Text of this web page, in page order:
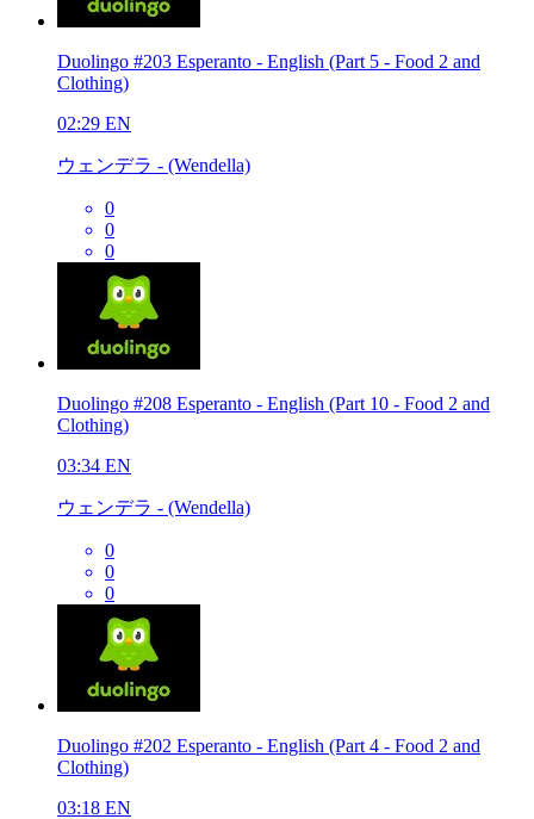
Duolingo #203 Esperanto - English (Part 5 - Food 2 and
Clothing)
02:29 EN
ウェンデラ - (Wendella)
0
0
0
Duolingo #208 Esperanto - English (Part 10 - Food 2 and
Clothing)
03:34 EN
ウェンデラ - (Wendella)
0
0
0
Duolingo #202 Esperanto - English (Part 4 - Food 2 and
Clothing)
03:18 EN